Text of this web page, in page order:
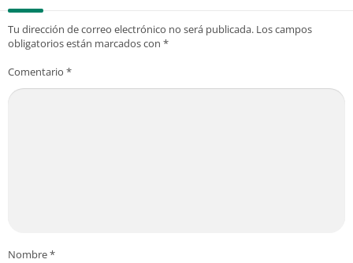
Tu dirección de correo electrónico no será publicada. Los campos
obligatorios están marcados con *
Comentario *
Nombre*